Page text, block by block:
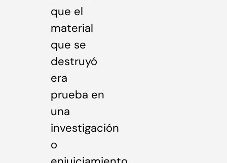
que el
material
que se
destruyó
era
prueba en
una
investigación
o